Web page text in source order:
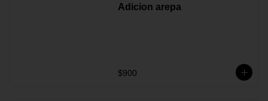
Adicion arepa
$900